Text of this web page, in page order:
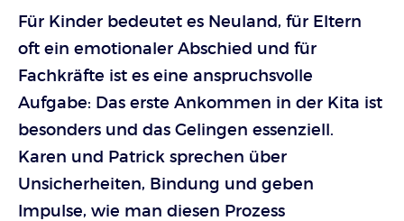
Für Kinder bedeutet es Neuland, für Eltern
oft ein emotionaler Abschied und für
Fachkräfte ist es eine anspruchsvolle
Aufgabe: Das erste Ankommen in der Kita ist
besonders und das Gelingen essenziell.
Karen und Patrick sprechen über
Unsicherheiten, Bindung und geben
Impulse, wie man diesen Prozess